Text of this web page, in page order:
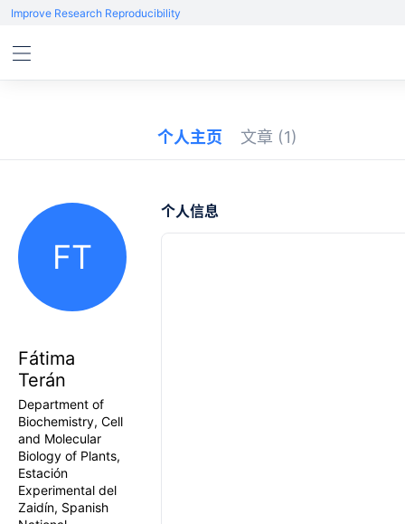
Improve Research Reproducibility
个人主页 文章 (1)
FT
Fátima
Terán
Department of
Biochemistry, Cell
and Molecular
Biology of Plants,
Estación
Experimental del
Zaidín, Spanish
个人信息